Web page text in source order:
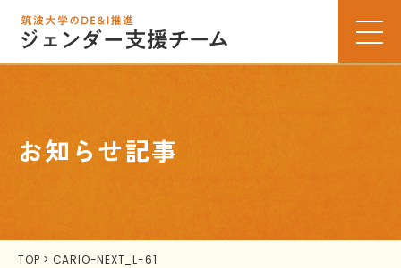
お知らせ記事
TOP > CARIO-NEXT_L-61